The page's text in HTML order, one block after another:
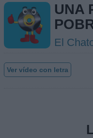
UNA
El
Ver vídeo con letra